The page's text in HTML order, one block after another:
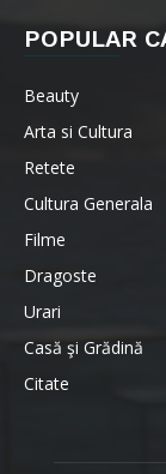
POPULAR
Beauty
Arta si Cultura
Retete
Cultura Generala
Filme
Dragoste
Urari
Casă şi Grădină
Citate